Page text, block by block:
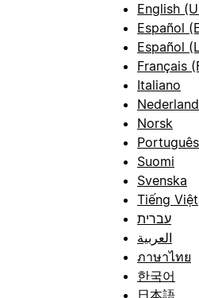
English
Español
Español
Français
Italiano
Norsk
Suomi
Svenska
Tiếng Việt
עברית
العربية
ภาษาไทย
한국어